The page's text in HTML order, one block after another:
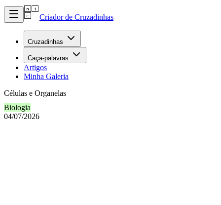
Criador de Cruzadinhas
Cruzadinhas
Caça-palavras
Artigos
Minha Galeria
Células e Organelas
Biologia
04/07/2026